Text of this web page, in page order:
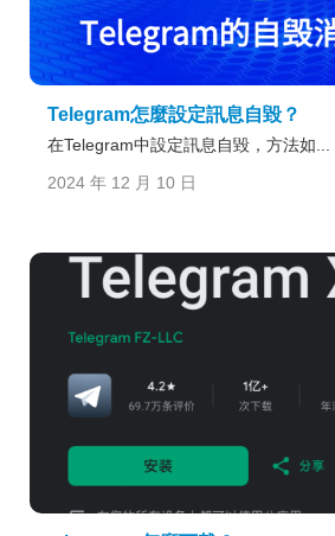
Telegram怎麼設定訊息自毀？
在Telegram中設定訊息自毀，方法如...
2024 年 12 月 10 日